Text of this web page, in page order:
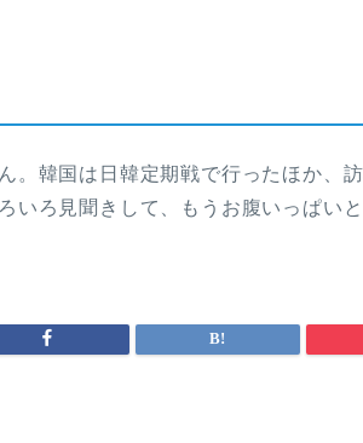
。韓国は日韓定期戦で行ったほか、
いろ見聞きして、もうお腹いっぱいと